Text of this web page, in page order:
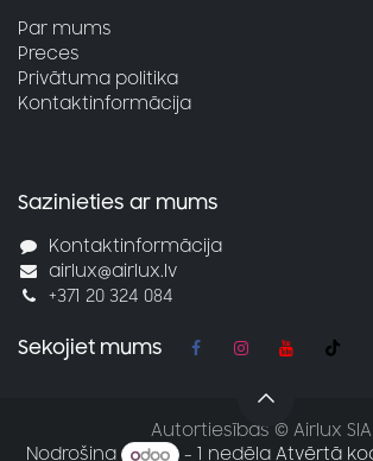
Par mums
Preces
Privātuma politika
Kontaktinformācija
Sazinieties ar mums
Kontaktinformācija
airlux@airlux.lv
+371 20 324 084
Sekojiet mums
Autortiesības © Airlux SIA
Nodrošina
- 1 nedēļa Atvērtā